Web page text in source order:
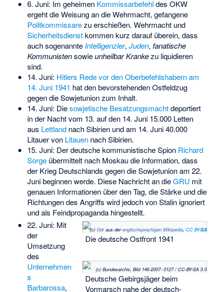
6. Juni: Im geheimen Kommissarbefehldes OKW
ergeht die Weisung an die Wehrmacht, gefangene
Politkommissarezu erschießen. Wehrmacht und
Sicherheitsdienstkommen kurz darauf überein, dass
auch sogenannte Intelligenzler, Juden, fanatische
Kommunistensowieunheilbar Krankezu liquidieren
sind.
14. Juni: Hitlers Rede vor den Oberbefehlshabern am
14. Juni 1941 hat den bevorstehenden Ostfeldzug
gegen die Sowjetunion zum Inhalt.
14. Juni: Diesowjetische Besatzungsmachtdeportiert
in der Nacht vom 13. auf den 14. Juni 15.000 Letten
aus Lettlandnach Sibirien und am 14. Juni 40.000
Litauer von Litauennach Sibirien.
15. Juni: Der deutsche kommunistische Spion Richard
Sorgeübermittelt nach Moskau die Information, dass
der Krieg Deutschlands gegen die Sowjetunion am 22.
Juni beginnen werde. Diese Nachricht an dieGRU mit
genauen Informationen über den Tag, die Stärke und die
Richtungen des Angriffs wird jedoch von Stalin ignoriert
und als Feindpropaganda hingestellt.
(c) Gdraus derenglischsprachigen Wikipedia, CC BY-SA 3.0
Die deutsche Ostfront 1941
(c) Bundesarchiv, Bild 146-2007- 0127 / CC-BY-SA 3.0
Deutsche Gebirgsjäger beim
Vormarsch nahe der deutsch-
22. Juni: Mit
der
Umsetzung
des
Unternehmen
s
Barbarossa,